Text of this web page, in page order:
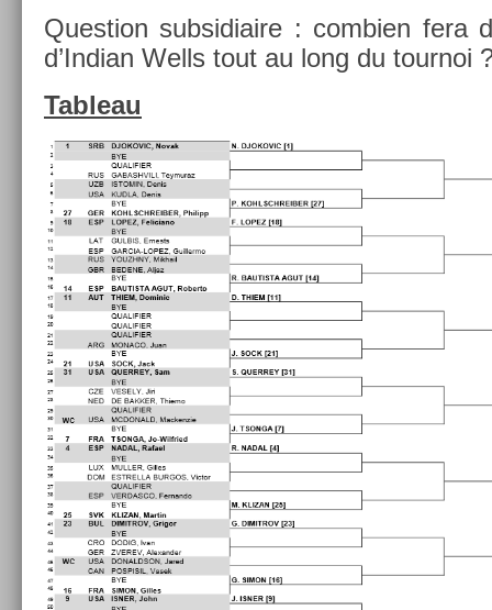
Ques­tion sub­sidiaire : com­bi­en fera
d’In­dian Wells tout au long du tour­noi
Tab­leau